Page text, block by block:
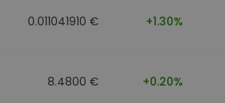
0.011041910 € +1.30%
8.4800 € +0.20%